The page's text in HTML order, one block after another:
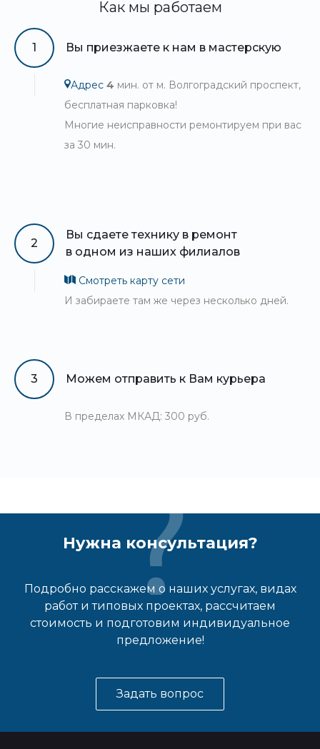
Как мы работаем
1 Вы приезжаете к нам в мастерскую
Адрес 4 мин. от м. Волгоградский проспект,
бесплатная парковка!
Многие неисправности ремонтируем при вас
за 30 мин.
2
Вы сдаете технику в ремонт
в одном из наших филиалов
Смотреть карту сети
И забираете там же через несколько дней.
3 Можем отправить к Вам курьера
В пределах МКАД: 300 руб.
Нужна консультация?
Подробно расскажем о наших услугах, видах
работ и типовых проектах, рассчитаем
стоимость и подготовим индивидуальное
предложение!
Задать вопрос